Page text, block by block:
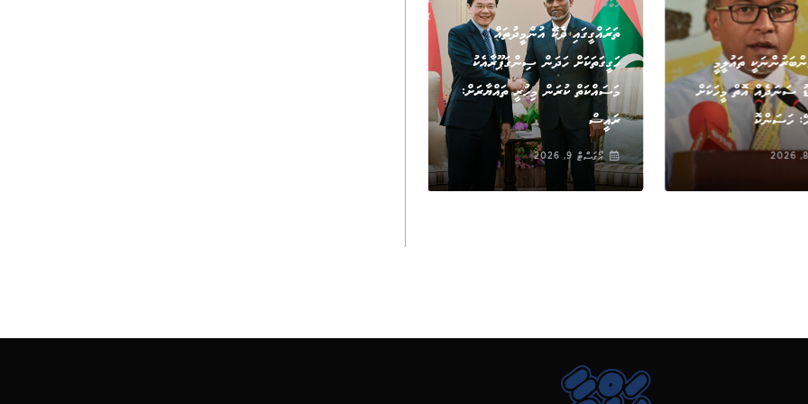
ތައުލީމީ
ސަނަދެއް އޮތް މީހަކަށް
ހަސަންކޮ
ޚަބަރު
ތަރައްގީގައި ދެކޭ އުންމީދުތައް
ހަގީގަތަކަށް ހަދަން ސިންގަޕޫރާއެކު
މަސައްކަތް ކުރަން މިހުރީ ތައްޔާރަށް:
ރައީސް
އޯގަސްޓް 9, 2026